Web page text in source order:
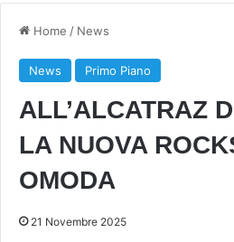
Home / News
News Primo Piano
ALL’ALCATRAZ
LA NUOVA
OMODA
21 Novembre 2025